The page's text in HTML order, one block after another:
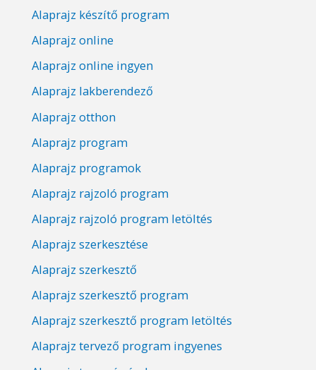
Alaprajz készítő program
Alaprajz online
Alaprajz online ingyen
Alaprajz lakberendező
Alaprajz otthon
Alaprajz program
Alaprajz programok
Alaprajz rajzoló program
Alaprajz rajzoló program letöltés
Alaprajz szerkesztése
Alaprajz szerkesztő
Alaprajz szerkesztő program
Alaprajz szerkesztő program letöltés
Alaprajz tervező program ingyenes